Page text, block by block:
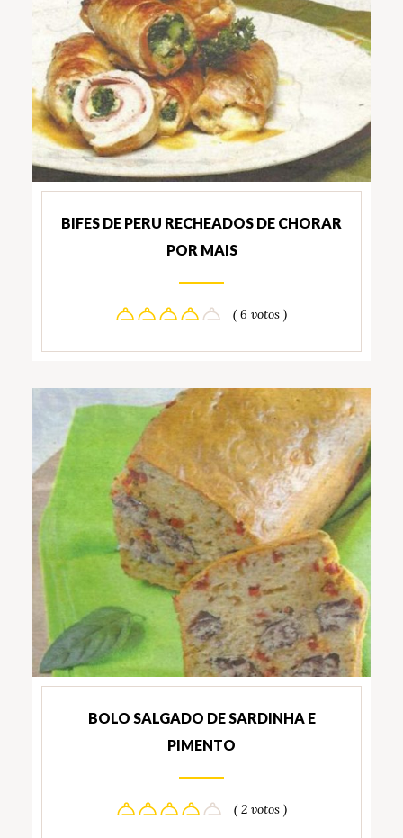
BIFES DE PERU RECHEADOS DE CHORAR
POR MAIS
( 6 votos )
BOLO SALGADO DE SARDINHA E
PIMENTO
( 2 votos )